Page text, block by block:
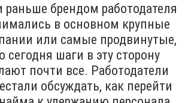
раньше брендом работодателя
в основном крупные
или самые продвинутые,
сегодня шаги в эту сторону
почти все. Работодатели
обсуждать, как перейти